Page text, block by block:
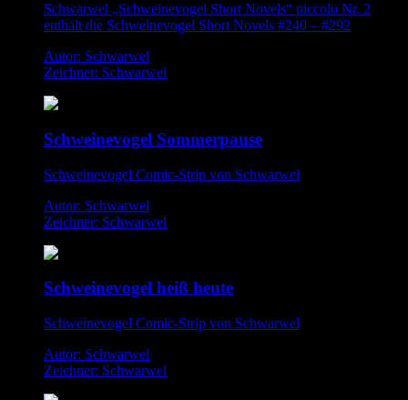
Schwarwel „Schweinevogel Short Novels“ piccolo Nr. 2
enthält die Schweinevogel Short Novels #240 – #292
Autor: Schwarwel
Zeichner: Schwarwel
Schweinevogel Sommerpause
Schweinevogel Comic-Strip von Schwarwel
Autor: Schwarwel
Zeichner: Schwarwel
Schweinevogel heiß heute
Schweinevogel Comic-Strip von Schwarwel
Autor: Schwarwel
Zeichner: Schwarwel